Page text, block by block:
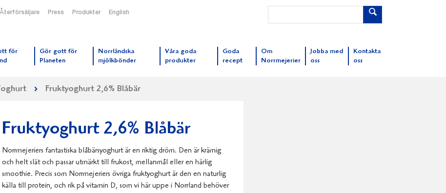
Återförsäljare Press Produkter English
för
Gör gott för
Planeten
Norrländska
mjölkbönder
Våra goda
produkter
Goda
recept
Om
Norrmejerier
Jobba med
oss
Kontakta
oss
Fruktyoghurt 2,6% Blåbär
Fruktyoghurt 2,6% Blåbär
Norrmejeriers fantastiska blåbärsyoghurt är en riktig dröm. Den är krämig
och helt slät och passar utmärkt till frukost, mellanmål eller en härlig
smoothie. Precis som Norrmejeriers övriga fruktyoghurt är den en naturlig
källa till protein, och rik på vitamin D, som vi här uppe i Norrland behöver